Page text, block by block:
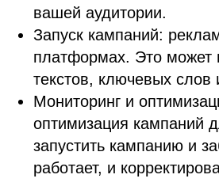
вашей аудитории.
Запуск кампаний:
платформах. Это может
текстов, ключевых слов
Мониторинг и
оптимизация кампаний
запустить кампанию и
работает, и